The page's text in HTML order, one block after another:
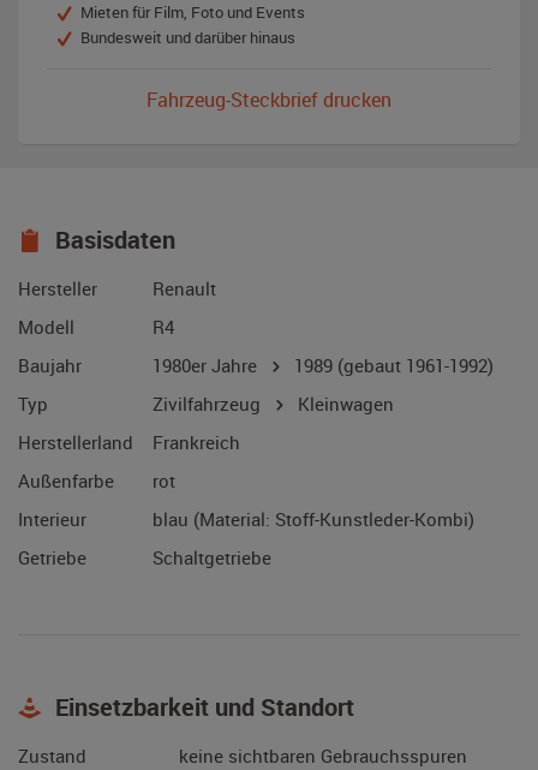
Mieten für Film, Foto und Events
Bundesweit und darüber hinaus
Fahrzeug-Steckbrief drucken
Basisdaten
Hersteller
Renault
Modell
R4
Baujahr
1980er Jahre 1989 (gebaut 1961-1992)
Typ
Zivilfahrzeug
Kleinwagen
Herstellerland
Frankreich
Außenfarbe
rot
Interieur
blau (Material: Stoff-Kunstleder-Kombi)
Getriebe
Schaltgetriebe
Einsetzbarkeit und Standort
Zustand
keine sichtbaren Gebrauchsspuren